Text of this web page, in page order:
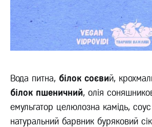
Вода питна, білок соєвий,
білок пшеничний, олія
емульгатор целюлозна камідь,
натуральний барвник буряковий